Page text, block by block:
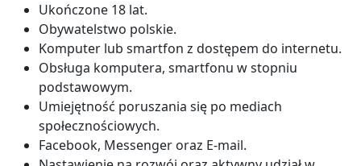
Ukończone 18 lat.
Obywatelstwo polskie.
Komputer lub smartfon z dostępem do internetu.
Obsługa komputera, smartfonu w stopniu
podstawowym.
Umiejętność poruszania się po mediach
społecznościowych.
Facebook, Messenger oraz E-mail.